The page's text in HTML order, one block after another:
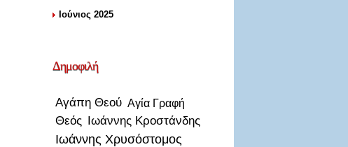
Ιούνιος 2025
Δημοφιλή
Αγάπη Θεού Αγία Γραφή
Θεός Ιωάννης Κροστάνδης
Ιωάννης Χρυσόστομος